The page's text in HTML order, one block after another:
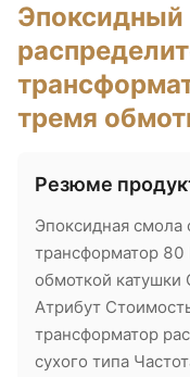
Эпоксидный
тремя
Резюме
Эпоксидная смола
трансформатор
обмоткой
Атрибут
трансформатор
сухого типа